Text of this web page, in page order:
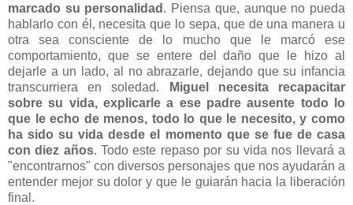
marcado su personalidad . Piensa que, aunque no pueda
hablarlo con él, necesita que lo sepa, que de una manera u
otra sea consciente de lo mucho que le marcó ese
comportamiento, que se entere del daño que le hizo al
dejarle a un lado, al no abrazarle, dejando que su infancia
transcurriera en soledad.
Miguel necesita recapacitar
sobre su vida, explicarle a ese padre ausente todo lo
que le echo de menos, todo lo que le necesito, y como
ha sido su vida desde el momento que se fue de casa
con diez años. Todo este repaso por su vida nos llevará a
"encontrarnos" con diversos personajes que nos ayudarán a
entender mejor su dolor y que le guiarán hacia la liberación
final.